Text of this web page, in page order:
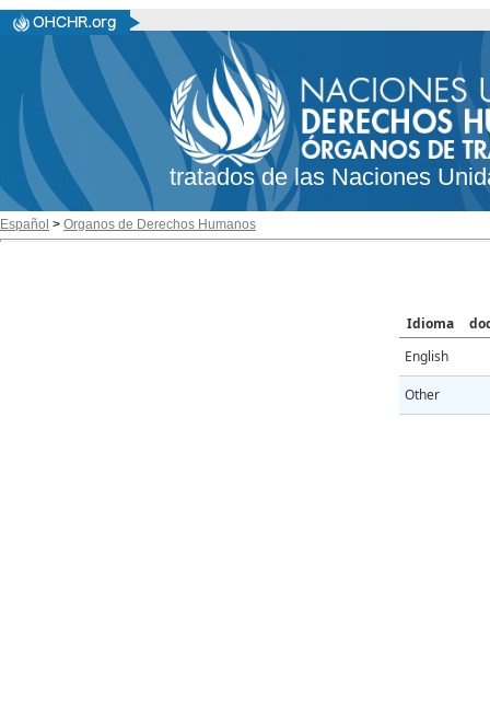
tratados de las Naciones
Español > Organos de Derechos Humanos
Idioma
English
Other